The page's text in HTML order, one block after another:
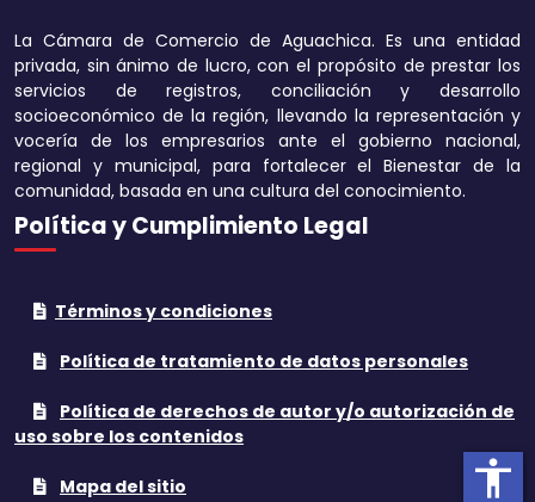
La Cámara de Comercio de Aguachica. Es una entidad
privada, sin ánimo de lucro, con el propósito de prestar los
servicios de registros, conciliación y desarrollo
socioeconómico de la región, llevando la representación y
vocería de los empresarios ante el gobierno nacional,
regional y municipal, para fortalecer el Bienestar de la
comunidad, basada en una cultura del conocimiento.
Política y Cumplimiento Legal
Términos y condiciones
Política de tratamiento de datos personales
Política de derechos de autor y/o autorización de
uso sobre los contenidos
Mapa del sitio accessibility
Aumentar el
texto
Disminuir el
texto
Aumentar la
Tonos grises
Subrayar enlaces
Cursor grande